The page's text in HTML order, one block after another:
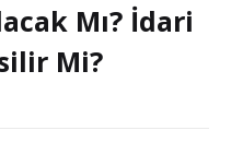
Mı? İdari
Mi?